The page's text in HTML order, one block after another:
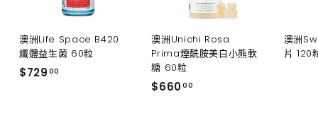
澳洲Life Space B420
纖體益生菌 60粒
$729 00
澳洲Unichi Rosa
Prima煙酰胺美白小熊軟
糖 60粒
$66000
澳洲
片 120